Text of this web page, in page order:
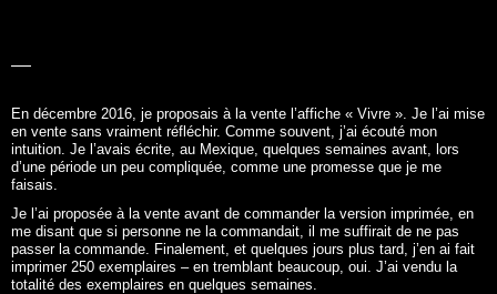
En décembre 2016, je proposais à la vente l’affiche « Vivre ». Je l’ai mise
en vente sans vraiment réfléchir. Comme souvent, j’ai écouté mon
intuition. Je l’avais écrite, au Mexique, quelques semaines avant, lors
d’une période un peu compliquée, comme une promesse que je me
faisais.
Je l’ai proposée à la vente avant de commander la version imprimée, en
me disant que si personne ne la commandait, il me suffirait de ne pas
passer la commande. Finalement, et quelques jours plus tard, j’en ai fait
imprimer 250 exemplaires – en tremblant beaucoup, oui. J’ai vendu la
totalité des exemplaires en quelques semaines.